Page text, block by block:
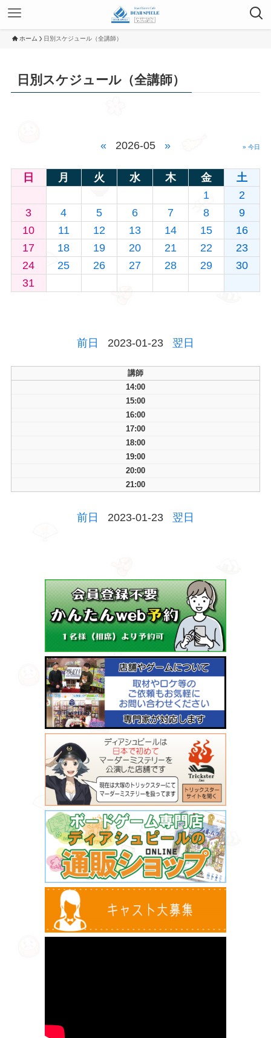
ホーム 日別スケジュール（全講師）
日別スケジュール（全講師）
« 2026-05 » » 今日
日 月 火 水 木 金
土
1
2
3
4 5 6 7 8
9
10
11 12 13 14 15
16
17
18 19 20 21 22
23
24
25 26 27 28 29
30
31
前日 2023-01-23 翌日
講師
14:00
15:00
16:00
17:00
18:00
19:00
20:00
21:00
前日 2023-01-23 翌日